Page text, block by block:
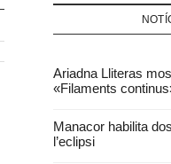
Ariadna Lliteras
«Filaments
Manacor habilita
l’eclipsi